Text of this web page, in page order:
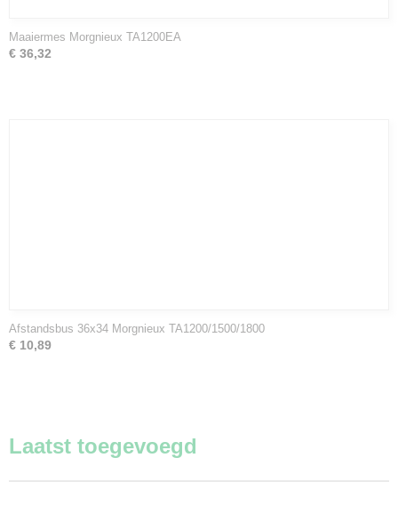
Maaiermes Morgnieux TA1200EA
€ 36,32
Afstandsbus 36x34 Morgnieux TA1200/1500/1800
€ 10,89
Laatst toegevoegd